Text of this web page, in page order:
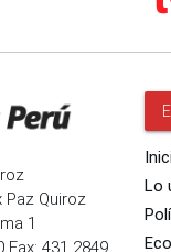
Paz Quiroz
1
Fax: 431 2849
Lo